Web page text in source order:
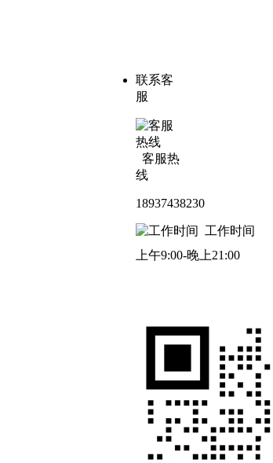
联系客
服
客服热
线
18937438230
工作时间
上午9:00-晚上21:00